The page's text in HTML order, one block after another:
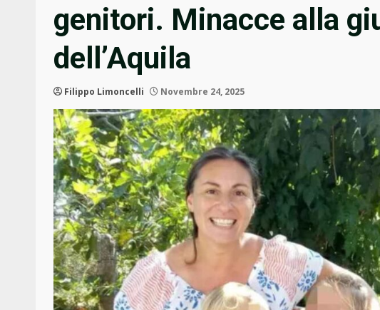
genitori. Minacce alla
dell’Aquila
Filippo Limoncelli Novembre 24, 2025